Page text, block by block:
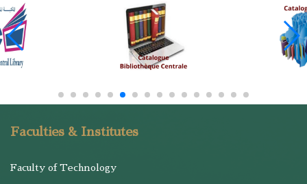
Faculties & Institutes
Faculty of Technology